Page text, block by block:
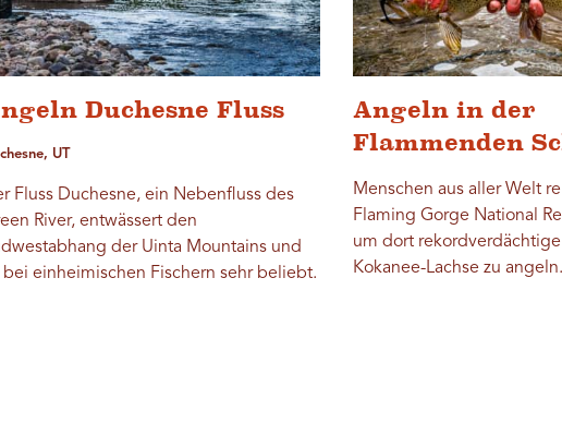
Duchesne Fluss
UT
Fluss Duchesne, ein Nebenfluss des
River, entwässert den
der Uinta Mountains und
bei einheimischen Fischern sehr beliebt.
Angeln in der
Flammenden
Menschen aus aller Welt
Flaming Gorge National
um dort
Kokanee-Lachse zu